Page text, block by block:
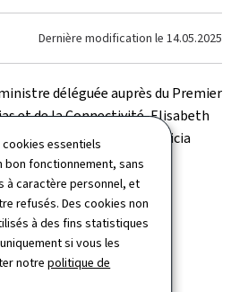
essentiels
bon fonctionnement, sans
à caractère personnel, et
refusés. Des cookies non
à des fins statistiques
si vous les
notrepolitique de
Dernière modification le 14.05.2025
déléguée auprès du Premier
et de la Connectivité, Elisabeth
de Madame Patricia
luxembourgeois de
©SMC